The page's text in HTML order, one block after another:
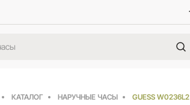
КАТАЛОГ НАРУЧНЫЕ ЧАСЫ GUESS W0236L2